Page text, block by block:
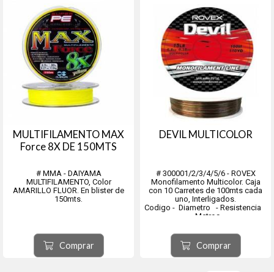
MULTIFILAMENTO MAX
Force 8X DE 150MTS
# MMA - DAIYAMA
MULTIFILAMENTO, Color
AMARILLO FLUOR. En blister de
150mts.
Comprar
DEVIL MULTICOLOR
# 300001/2/3/4/5/6 - ROVEX
Monofilamento Multicolor. Caja
con 10 Carretes de 100mts cada
uno, Interligados.
Codigo - Diametro - Resistencia
- Metros
10x100Mts
300002 - 0,40 mm - 9,10 Kg. -
10x100Mts
300003 - 0,45 mm - 11,30 Kg. -
Comprar